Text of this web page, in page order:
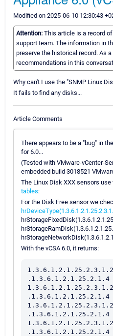
Modified on 2025-06-10 12:30:43
Attention: This article is a record
support team. The information in
preserve the historical record. As
recommendations in this
Why can't I use the "SNMP Linux
It fails to find any disks...
Article Comments
There appears to be a "bug" in
for 6.0...
(Tested with VMware-vCenter-
embedded build 3018521
The Linux Disk XXX sensors use
tables:
For the Disk Free sensor we
With the vCSA 6.0, it returns:
.1.3.6.1.2.1.25.2.1.4
.1.3.6.1.2.1.25.2.1.4
.1.3.6.1.2.1.25.2.1.4
.1.3.6.1.2.1.25.2.1.4